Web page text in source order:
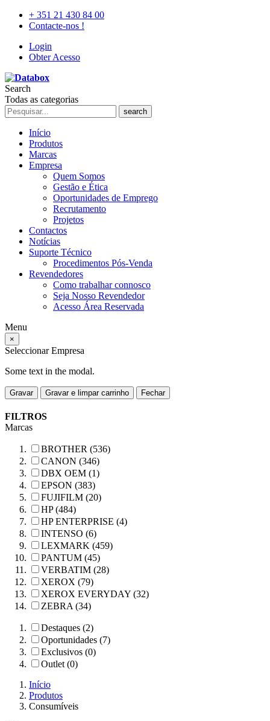
+ 351 21 430 84 00
Contacte-nos !
Login
Obter Acesso
Search
Todas as categorias
search
Início
Produtos
Marcas
Empresa
Quem Somos
Gestão e Ética
Oportunidades de Emprego
Recrutamento
Projetos
Contactos
Notícias
Suporte Técnico
Procedimentos Pós-Venda
Revendedores
Como trabalhar connosco
Seja Nosso Revendedor
Acesso Área Reservada
Menu
×
Seleccionar Empresa
Some text in the modal.
Gravar Gravar e limpar carrinho Fechar
FILTROS
Marcas
BROTHER (536)
CANON (346)
DBX OEM (1)
EPSON (383)
FUJIFILM (20)
HP (484)
HP ENTERPRISE (4)
INTENSO (6)
LEXMARK (459)
PANTUM (45)
VERBATIM (28)
XEROX (79)
XEROX EVERYDAY (32)
ZEBRA (34)
Destaques (2)
Oportunidades (7)
Exclusivos (0)
Outlet (0)
Início
Produtos
Consumíveis